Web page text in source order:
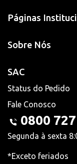
Páginas
Sobre Nós
SAC
Status do Pedido
Fale Conosco
0800
Segunda à sexta
*Exceto feriados